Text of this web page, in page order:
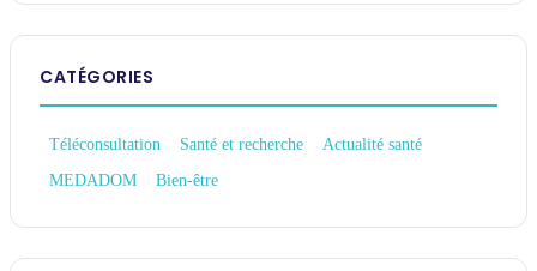
CATÉGORIES
Téléconsultation Santé et recherche
Actualité santé
MEDADOM
Bien-être